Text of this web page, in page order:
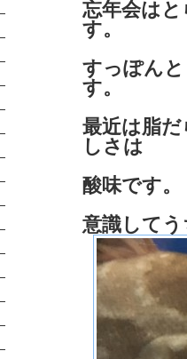
忘年会は
す。
すっぽん
す。
最近は脂
しさは
酸味です
意識して